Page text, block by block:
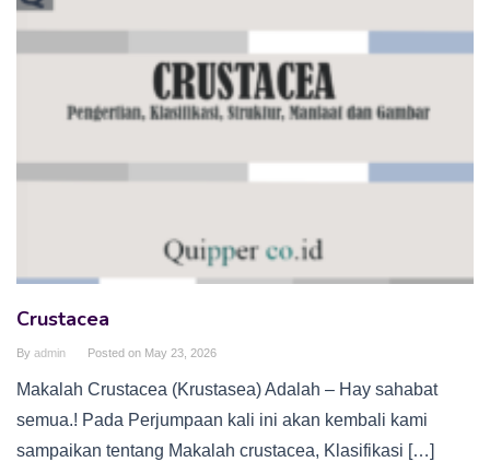
Crustacea
By admin Posted on May 23, 2026
Makalah Crustacea (Krustasea) Adalah – Hay sahabat
semua.! Pada Perjumpaan kali ini akan kembali kami
sampaikan tentang Makalah crustacea, Klasifikasi […]